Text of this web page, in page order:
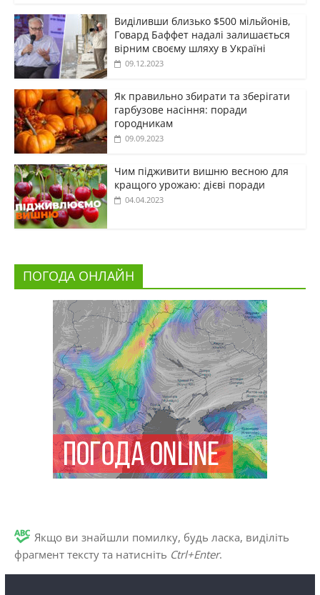
Виділивши близько $500 мільйонів,
Говард Баффет надалі залишається
вірним своєму шляху в Україні
09.12.2023
Як правильно збирати та зберігати
гарбузове насіння: поради
городникам
09.09.2023
Чим підживити вишню весною для
кращого урожаю: дієві поради
04.04.2023
ПОГОДА ОНЛАЙН
Якщо ви знайшли помилку, будь ласка, виділіть
фрагмент тексту та натисніть Ctrl+Enter.